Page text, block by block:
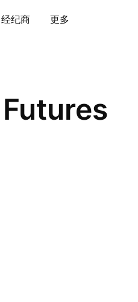
经纪商 更多